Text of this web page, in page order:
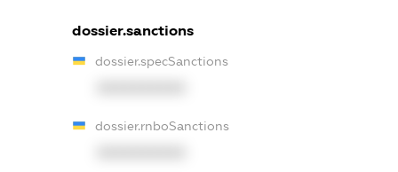
dossier.sanctions
dossier.specSanctions
dossier.rnboSanctions